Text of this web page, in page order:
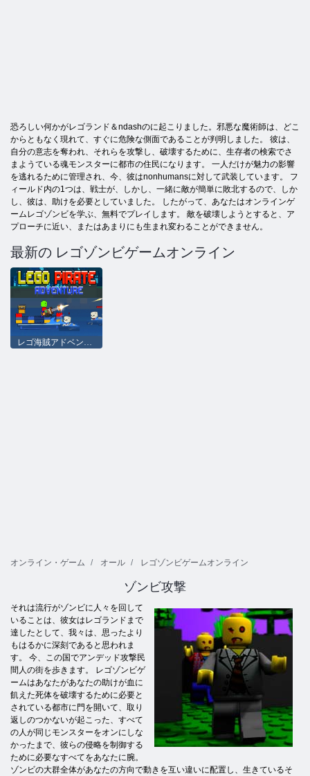
恐ろしい何かがレゴランド＆ndashのに起こりました。邪悪な魔術師は、どこ
からともなく現れて、すぐに危険な側面であることが判明しました。 彼は、
自分の意志を奪われ、それらを攻撃し、破壊するために、生存者の検索でさ
まようている魂モンスターに都市の住民になります。 一人だけが魅力の影響
を逃れるために管理され、今、彼はnonhumansに対して武装しています。 フ
ィールド内の1つは、戦士が、しかし、一緒に敵が簡単に敗北するので、しか
し、彼は、助けを必要としていました。 したがって、あなたはオンラインゲ
ームレゴゾンビを学ぶ、無料でプレイします。 敵を破壊しようとすると、ア
プローチに近い、またはあまりにも生まれ変わることができません。
最新の レゴゾンビゲームオンライン
レゴ海賊アドベンチャー
オンライン・ゲーム オール レゴゾンビゲームオンライン
ゾンビ攻撃
それは流行がゾンビに人々を回して
いることは、彼女はレゴランドまで
達したとして、我々は、思ったより
もはるかに深刻であると思われま
す。 今、この国でアンデッド攻撃民
間人の街を歩きます。 レゴゾンビゲ
ームはあなたがあなたの助けが血に
飢えた死体を破壊するために必要と
されている都市に門を開いて、取り
返しのつかないが起こった、すべて
の人が同じモンスターをオンにしな
かったまで、彼らの侵略を制御する
ために必要なすべてをあなたに腕。
ゾンビの大群全体があなたの方向で動きを互い違いに配置し、生きているそ